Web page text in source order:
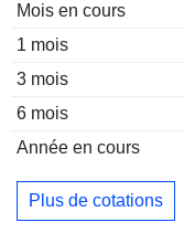
Mois en cours
1 mois
3 mois
6 mois
Année en cours
Plus de cotations